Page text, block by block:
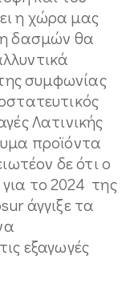
η χώρα μας
δασμών θα
συμφωνίας
Λατινικής
προϊόντα
δε ότι ο
το 2024 της
άγγιξε τα
εξαγωγές